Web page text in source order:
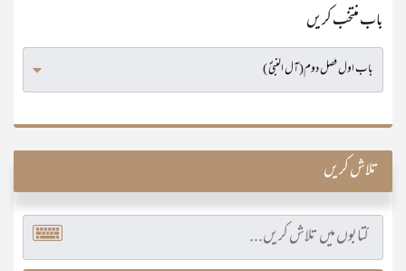
باب منتخب کریں
تلاش کریں